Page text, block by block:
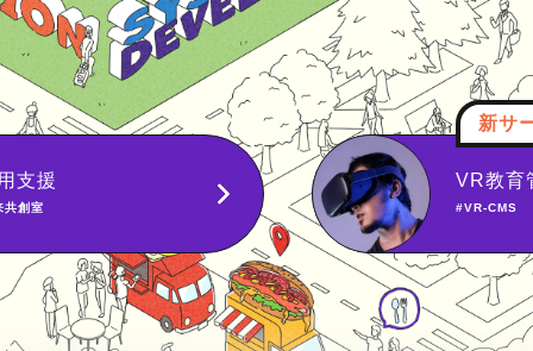
ービス
管理クラウド バスキ
#リアルタイ